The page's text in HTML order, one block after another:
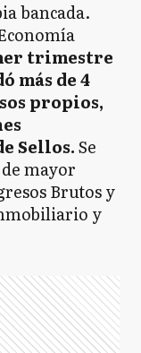
bancada.
trimestre
más de 4
propios,
Sellos.Se
mayor
Brutos y
y